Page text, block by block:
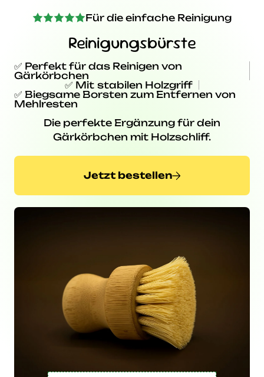
Für die einfache Reinigung
Reinigungsbürste
✅ Perfekt für das Reinigen von
Gärkörbchen
✅ Mit stabilen Holzgriff
✅ Biegsame Borsten zum Entfernen von
Mehlresten
Die perfekte Ergänzung für dein
Gärkörbchen mit Holzschliff.
Jetzt bestellen